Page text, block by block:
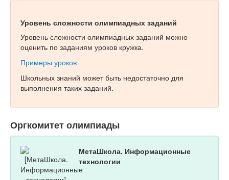
Уровень сложности олимпиадных заданий
Уровень сложности олимпиадных заданий можно
оценить по заданиям уроков кружка.
Примеры уроков
Школьных знаний может быть недостаточно для
выполнения таких заданий.
Оргкомитет олимпиады
МетаШкола. Информационные
технологии